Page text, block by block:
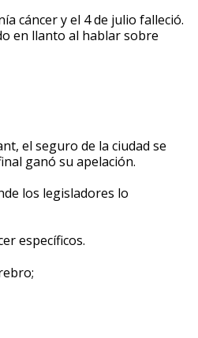
cáncer y el 4 de julio falleció.
en llanto al hablar sobre
el seguro de la ciudad se
ganó su apelación.
los legisladores lo
específicos.